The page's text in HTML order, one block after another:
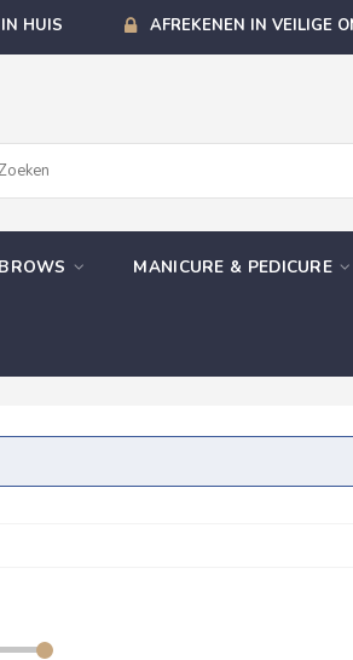
HUIS AFREKENEN IN VEILIGE
MANICURE & PEDICURE